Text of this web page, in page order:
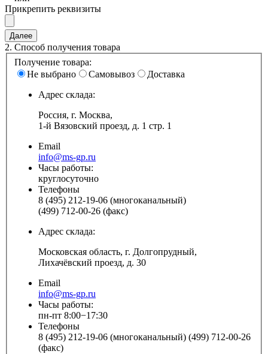
Прикрепить реквизиты
2. Способ получения товара
Получение товара:
Не выбрано
Самовывоз
Доставка
Адрес склада:
Россия, г. Москва,
1-й Вязовский проезд, д. 1 стр. 1
Email
info@ms-gp.ru
Часы работы:
круглосуточно
Телефоны
8 (495) 212-19-06 (многоканальный)
(499) 712-00-26 (факс)
Адрес склада:
Московская область, г. Долгопрудный,
Лихачёвский проезд, д. 30
Email
info@ms-gp.ru
Часы работы:
пн-пт 8:00−17:30
Телефоны
8 (495) 212-19-06 (многоканальный) (499) 712-00-26
(факс)